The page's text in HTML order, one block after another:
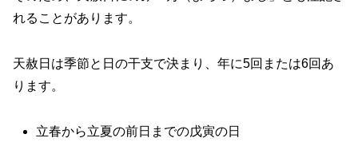
れることがあります。
天赦日は季節と日の干支で決まり、年に5回または6回あ
ります。
立春から立夏の前日までの戊寅の日